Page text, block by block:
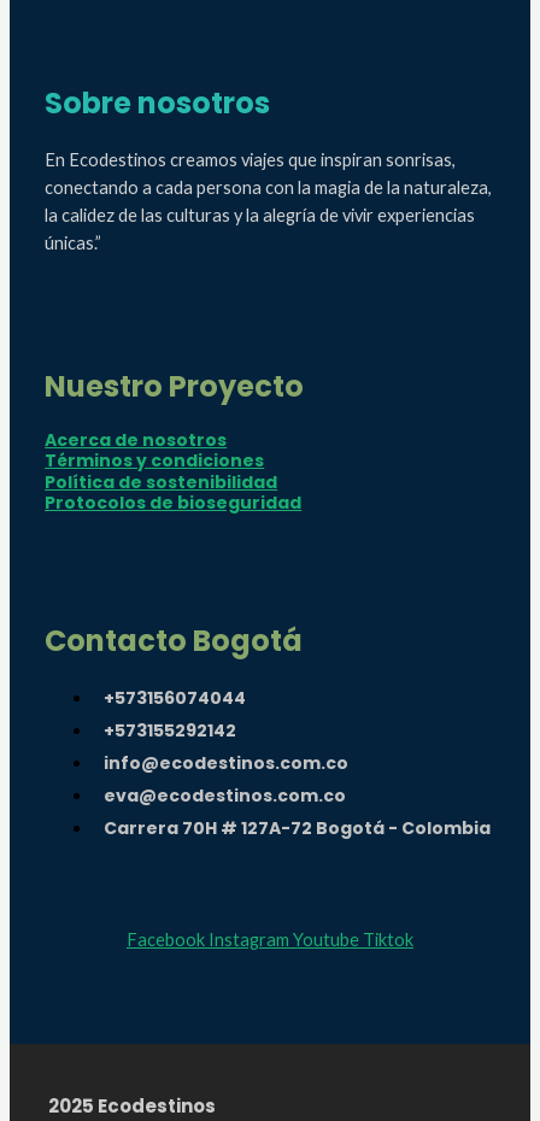
Sobre nosotros
En Ecodestinos creamos viajes que inspiran sonrisas,
conectando a cada persona con la magia de la naturaleza,
la calidez de las culturas y la alegría de vivir experiencias
únicas.”
Nuestro Proyecto
Acerca de nosotros
Términos y condiciones
Política de sostenibilidad
Protocolos de bioseguridad
Contacto Bogotá
+573156074044
+573155292142
info@ecodestinos.com.co
eva@ecodestinos.com.co
Carrera 70H # 127A-72 Bogotá - Colombia
Facebook Instagram Youtube Tiktok
2025 Ecodestinos